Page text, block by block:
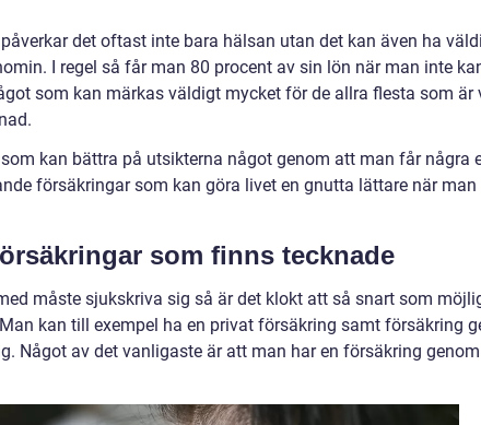
det oftast inte bara hälsan utan det kan även ha
I regel så får man 80 procent av sin lön när man inte
som kan märkas väldigt mycket för de allra flesta som är
kan bättra på utsikterna något genom att man får några
försäkringar som kan göra livet en gnutta lättare när man
som finns tecknade
måste sjukskriva sig så är det klokt att så snart som
kan till exempel ha en privat försäkring samt försäkring
Något av det vanligaste är att man har en försäkring